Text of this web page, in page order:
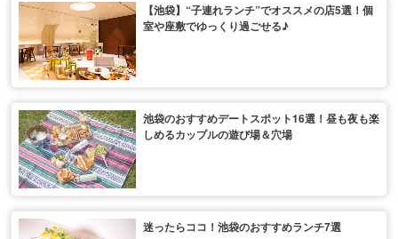
【池袋】“子連れランチ”でオススメの店5選！個
室や座敷でゆっくり過ごせる♪
池袋のおすすめデートスポット16選！昼も夜も楽
しめるカップルの遊び場＆穴場
迷ったらココ！池袋のおすすめランチ7選